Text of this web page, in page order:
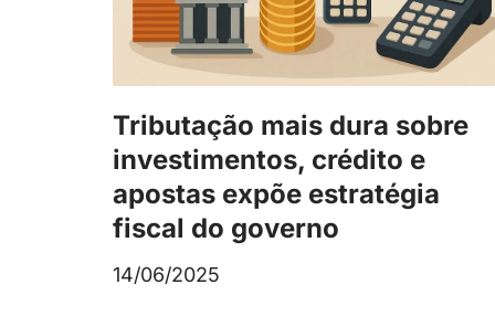
Tributação mais dura sobre
investimentos, crédito e
apostas expõe estratégia
fiscal do governo
14/06/2025